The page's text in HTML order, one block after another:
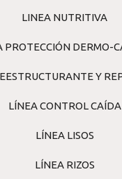
LINEA NUTRITIVA
PROTECCIÓN DERMO-
Y
LÍNEA CONTROL CAÍDA
LÍNEA LISOS
LÍNEA RIZOS